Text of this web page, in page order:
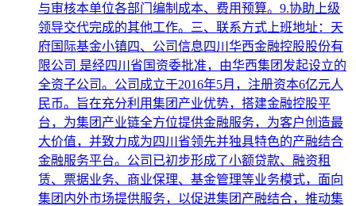
与审核本单位各部门编制成本、费用预算。9.协助上级
领导交代完成的其他工作。三、联系方式上班地址：天
府国际基金小镇四、公司信息四川华西金融控股股份有
限公司 是经四川省国资委批准，由华西集团发起设立的
全资子公司。公司成立于2016年5月，注册资本6亿元人
民币。旨在充分利用集团产业优势，搭建金融控股平
台，为集团产业链全方位提供金融服务，为客户创造最
大价值，并致力成为四川省领先并独具特色的产融结合
金融服务平台。公司已初步形成了小额贷款、融资租
赁、票据业务、商业保理、基金管理等业务模式，面向
集团内外市场提供服务，以促进集团产融结合，推动集